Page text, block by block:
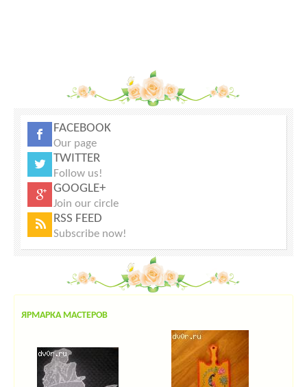
FACEBOOK
Our page
TWITTER
Follow us!
GOOGLE+
Join our circle
RSS FEED
Subscribe now!
ЯРМАРКА МАСТЕРОВ